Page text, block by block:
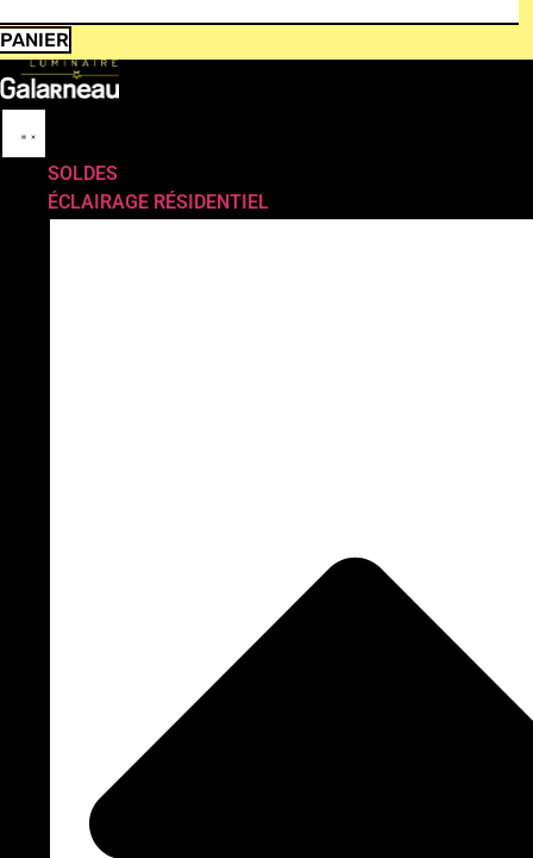
PANIER
SOLDES
ÉCLAIRAGE RÉSIDENTIEL